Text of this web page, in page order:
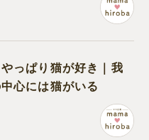
やっぱり猫が好き｜我
心には猫がいる